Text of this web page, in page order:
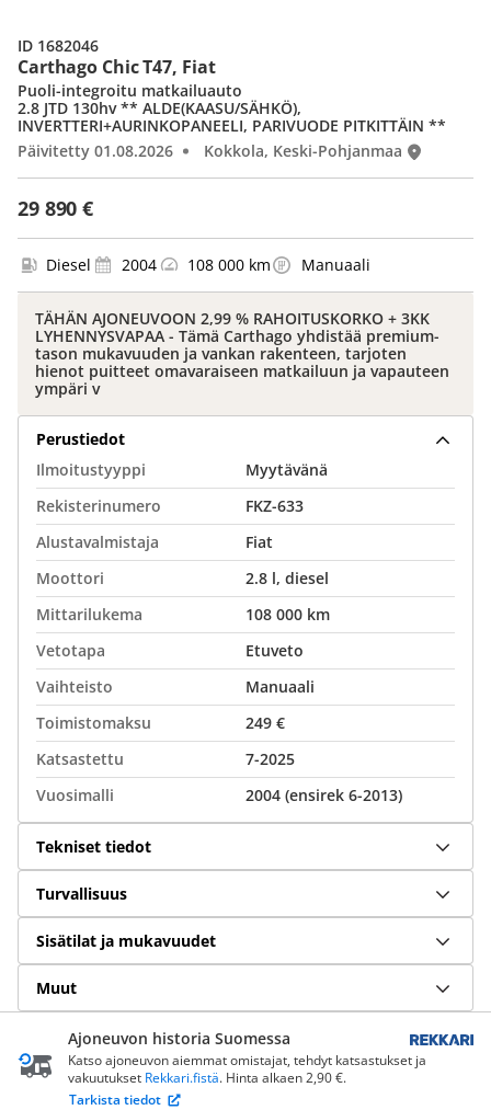
Carthago Chic T47, Fiat
29 890 €
Puoli-integroitu matkailuauto
2.8 JTD 130hv ** ALDE(KAASU/SÄHKÖ),
INVERTTERI+AURINKOPANEELI, PARIVUODE PITKITTÄIN **
Päivitetty 01.08.2026
Kokkola, Keski-Pohjanmaa
ID 1682046
Diesel 2004 108 000 km Manuaali
TÄHÄN AJONEUVOON 2,99 % RAHOITUSKORKO + 3KK
LYHENNYSVAPAA - Tämä Carthago yhdistää premium-
tason mukavuuden ja vankan rakenteen, tarjoten
hienot puitteet omavaraiseen matkailuun ja vapauteen
ympäri v
Perustiedot
Ilmoitustyyppi
Myytävänä
Rekisterinumero
FKZ-633
Alustavalmistaja
Fiat
Moottori
2.8 l, diesel
Mittarilukema
108 000 km
Vetotapa
Etuveto
Vaihteisto
Manuaali
Toimistomaksu
249 €
Katsastettu
7-2025
Vuosimalli
2004 (ensirek 6-2013)
Tekniset tiedot
Turvallisuus
Sisätilat ja mukavuudet
Muut
Ajoneuvon historia Suomessa
Katso ajoneuvon aiemmat omistajat, tehdyt katsastukset ja
vakuutukset Rekkari.fistä. Hinta alkaen 2,90 €.
Tarkista tiedot